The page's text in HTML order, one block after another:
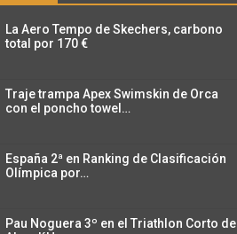
La Aero Tempo de Skechers, carbono
total por 170 €
Traje trampa Apex Swimskin de Orca
con el poncho towel…
España 2ª en Ranking de Clasificación
Olímpica por…
Pau Noguera 3º en el Triathlon Corto de